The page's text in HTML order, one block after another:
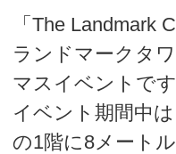
「The Landmark
ランドマークタ
マスイベントです
イベント期間中
の1階に8メート